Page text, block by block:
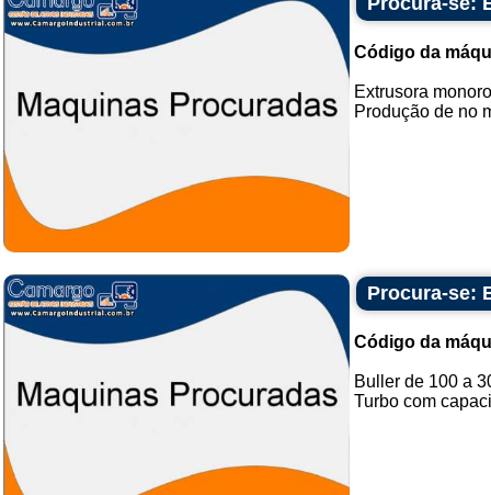
Código da
Extrusora
Produção de no
Procura-se:
Código da
Buller de 100 a
Turbo com